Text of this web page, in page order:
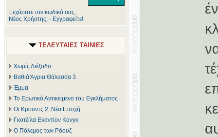
Ξεχάσατε τον κωδικό σας;
Νέος Χρήστης; - Εγγραφείτε!
ΤΕΛΕΥΤΑΙΕΣ ΤΑΙΝΙΕΣ
Χωρίς Διέξοδο
Βαθιά Άγρια Θάλασσα 3
Έμμα
Το Ερωτικό Αντικείμενο του Εγκλήματος
Οι Κρουντς 2: Νέα Εποχή
Γκοτζίλα Εναντίον Κονγκ
Ο Πόλεμος των Ρόουζ